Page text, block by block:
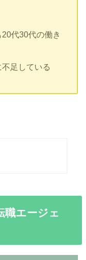
代30代の働き
足している
職エージェ